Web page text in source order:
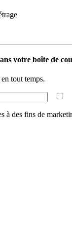
votre boîte de
tout temps.
à des fins de